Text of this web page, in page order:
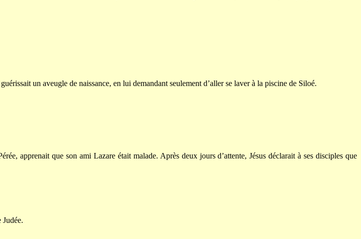
un aveugle de naissance, en lui demandant seulement d’aller se laver à la piscine de Siloé.
apprenait que son ami Lazare était malade. Après deux jours d’attente, Jésus déclarait à ses disciples que